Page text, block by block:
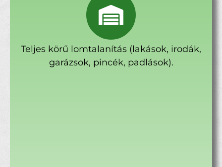
Teljes körű lomtalanítás (lakások, irodák,
garázsok, pincék, padlások).